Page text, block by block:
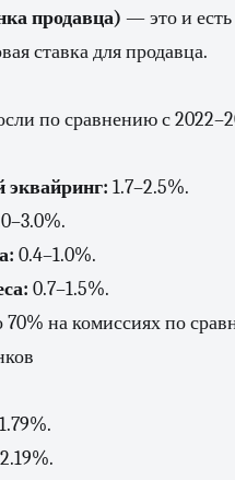
продавца) — это и
ставка для продавца.
по сравнению с
эквайринг: 1.7–2.5%.
0.4–1.0%.
0.7–1.5%.
на комиссиях по